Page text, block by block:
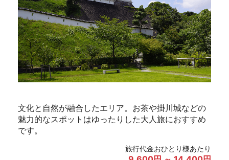
文化と自然が融合したエリア。お茶や掛川城などの
魅力的なスポットはゆったりした大人旅におすすめ
です。
旅行代金おひとり様あたり